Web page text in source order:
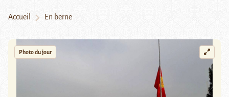
Accueil En berne
Photo du jour